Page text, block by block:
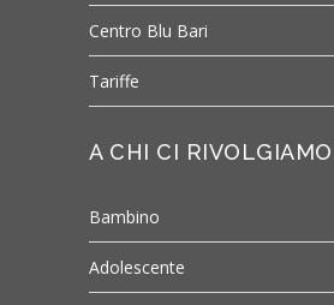
Centro Blu Bari
Tariffe
A CHI CI RIVOLGIAMO
Bambino
Adolescente